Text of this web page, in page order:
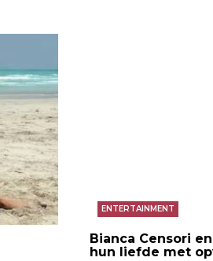
ENTERTAINMENT
Bianca Censori
hun liefde met